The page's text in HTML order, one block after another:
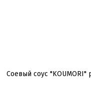
Соевый соус